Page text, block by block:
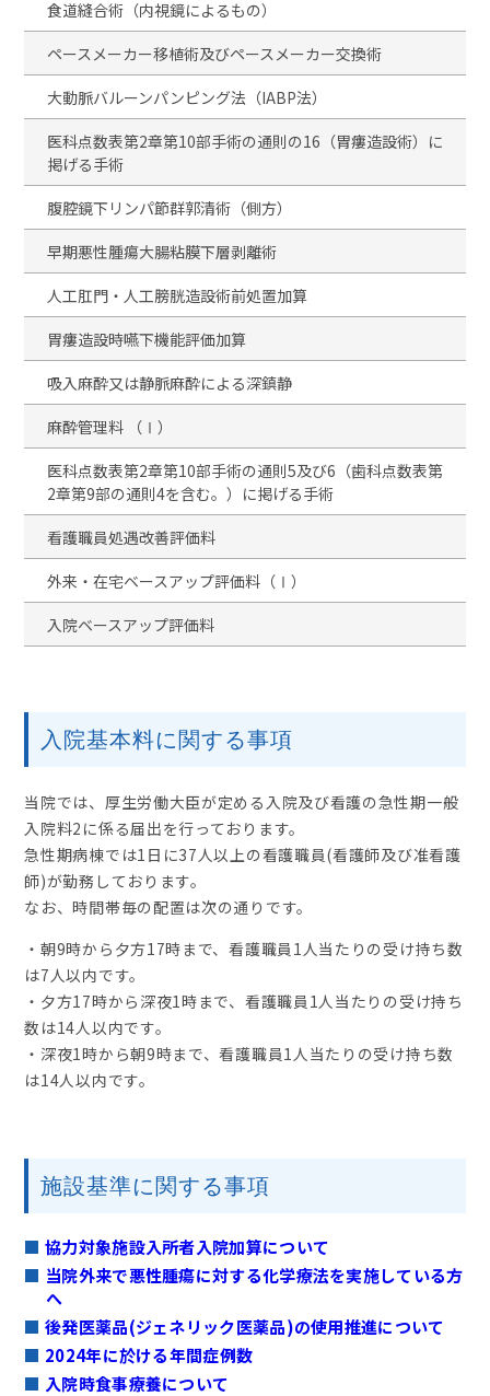
食道縫合術（内視鏡によるもの）
ペースメーカー移植術及びペースメーカー交換術
大動脈バルーンパンピング法（IABP法）
医科点数表第2章第10部手術の通則の16（胃瘻造設術）に
掲げる手術
腹腔鏡下リンパ節群郭清術（側方）
早期悪性腫瘍大腸粘膜下層剥離術
人工肛門・人工膀胱造設術前処置加算
胃瘻造設時嚥下機能評価加算
吸入麻酔又は静脈麻酔による深鎮静
麻酔管理料 （Ⅰ）
医科点数表第2章第10部手術の通則5及び6（歯科点数表第
2章第9部の通則4を含む。）に掲げる手術
看護職員処遇改善評価料
外来・在宅ベースアップ評価料（Ⅰ）
入院ベースアップ評価料
入院基本料に関する事項
当院では、厚生労働大臣が定める入院及び看護の急性期一般
入院料2に係る届出を行っております。
急性期病棟では1日に37人以上の看護職員(看護師及び准看護
師)が勤務しております。
なお、時間帯毎の配置は次の通りです。
・朝9時から夕方17時まで、看護職員1人当たりの受け持ち数
は7人以内です。
・夕方17時から深夜1時まで、看護職員1人当たりの受け持ち
数は14人以内です。
・深夜1時から朝9時まで、看護職員1人当たりの受け持ち数
は14人以内です。
施設基準に関する事項
協力対象施設入所者入院加算について
当院外来で悪性腫瘍に対する化学療法を実施している方
へ
後発医薬品(ジェネリック医薬品)の使用推進について
2024年に於ける年間症例数
入院時食事療養について